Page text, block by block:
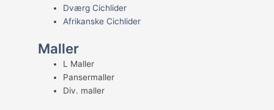
Dværg Cichlider
Afrikanske Cichlider
Maller
L Maller
Pansermaller
Div. maller